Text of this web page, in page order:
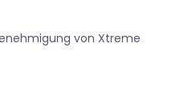
von Xtreme